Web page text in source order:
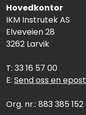
Hovedkontor
IKM Instrutek AS
Elveveien 28
3262 Larvik
T: 33 16 57 00
E: Send oss en epost
Org. nr.: 883 385 152